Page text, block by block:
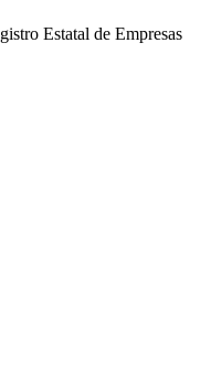
Estatal de Empresas